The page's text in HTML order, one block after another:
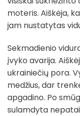
moteris. Aiškėja,
jam nustatytas
Sekmadienio
įvyko avarija.
ukrainiečių pora.
medžius, dar
apgadino. Po
sulamdyta